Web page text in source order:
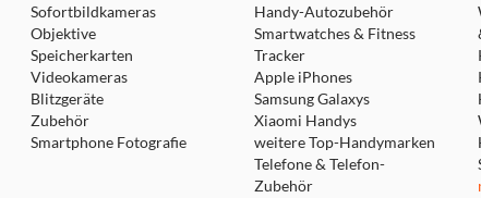
Sofortbildkameras
Objektive
Speicherkarten
Videokameras
Blitzgeräte
Zubehör
Smartphone Fotografie
Handy-Autozubehör
Smartwatches & Fitness
Tracker
Apple iPhones
Samsung Galaxys
Xiaomi Handys
weitere Top-Handymarken
Telefone & Telefon-
Zubehör